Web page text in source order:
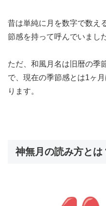
昔は単純に月を数字で数え
節感を持って呼んでいました
ただ、和風月名は旧暦の季
で、現在の季節感とは1ヶ
ります。
神無月の読み方とは